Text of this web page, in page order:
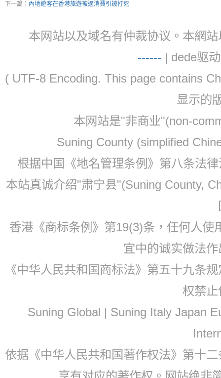
下一篇： 內地遊客在香港旅遊被逼消費引被打死
本网站以及域名有仲裁协议。本網
------ | dede驱
( UTF-8 Encoding. This page contains
显示的
本网站是"非商业"(non-
Suning County (simplified
根据中国《地名管理条例》第八条法
本站真诚介绍"肃宁县"(Suning County,
香港《商标条例》第19(3)条，任何人
宜中的诚实做法
《中华人民共和国商标法》第五十九条
权禁
Suning Global | Suning Italy Japan
依据《中华人民共和国著作权法》第十